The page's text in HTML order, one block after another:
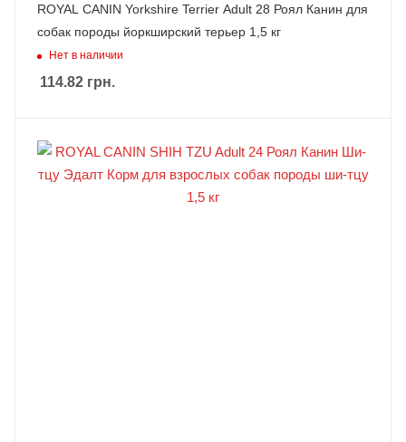
ROYAL CANIN Yorkshire Terrier Adult 28 Роял Канин для
собак породы йоркширский терьер 1,5 кг
Нет в наличии
114.82 грн.